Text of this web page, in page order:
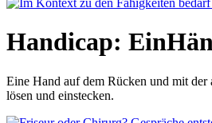
Handicap:
Eine Hand auf dem Rücken und mit der
lösen und einstecken.